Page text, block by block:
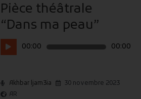
Pièce théâtrale
“Dans ma peau”
Lecteur
audio
00:00 00:00
Akhbar ljam3ia
30 novembre 2023
AR